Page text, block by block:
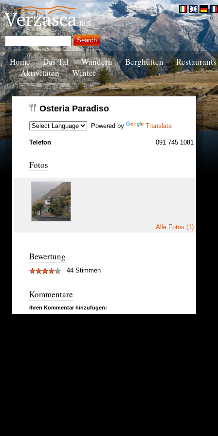
Home Das Tal Wandern Berghütten
Restaurants
Aktivitäten
Winter
Osteria Paradiso
Powered by Translate
Telefon 091 745 1081
Fotos
Alle Fotos (1)
Bewertung
44 Stimmen
Kommentare
Ihren Kommentar hinzufügen: